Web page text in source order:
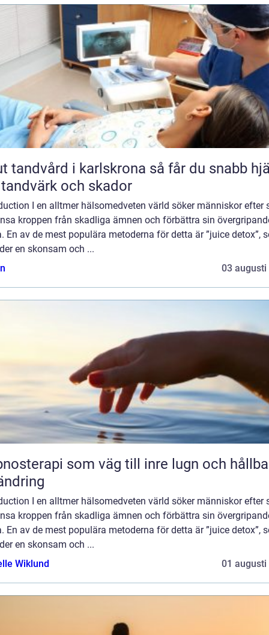
i karlskrona så får du snabb hjälp
och skador
I en alltmer hälsomedveten värld söker människor efter
kroppen från skadliga ämnen och förbättra sin
En av de mest populära metoderna för detta är ”juice detox”,
en skonsam och ...
03 augusti
som väg till inre lugn och
I en alltmer hälsomedveten värld söker människor efter
kroppen från skadliga ämnen och förbättra sin
En av de mest populära metoderna för detta är ”juice detox”,
en skonsam och ...
Wiklund
01 augusti